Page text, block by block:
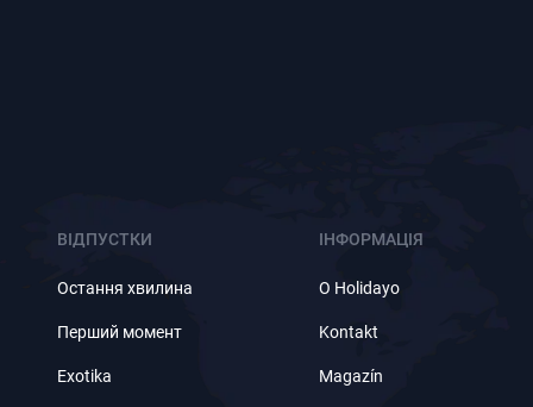
ВІДПУСТКИ
Остання хвилина
Перший момент
Exotika
ІНФОРМАЦІЯ
O Holidayo
Kontakt
Magazín